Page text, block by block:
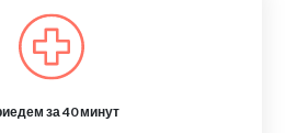
за 40 минут